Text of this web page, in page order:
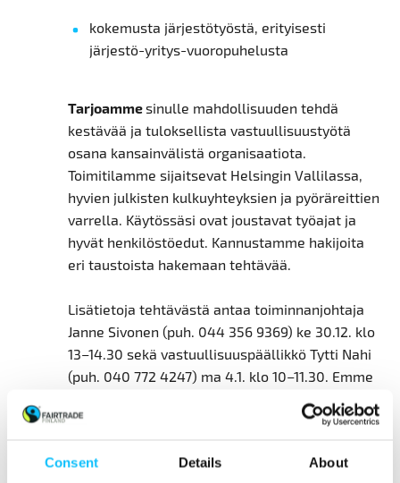
Consent Details About
kokemusta järjestötyöstä, erityisesti
järjestö-yritys-vuoropuhelusta
Tarjoamme sinulle mahdollisuuden tehdä
kestävää ja tuloksellista vastuullisuustyötä
osana kansainvälistä organisaatiota.
Toimitilamme sijaitsevat Helsingin Vallilassa,
hyvien julkisten kulkuyhteyksien ja pyöräreittien
varrella. Käytössäsi ovat joustavat työajat ja
hyvät henkilöstöedut. Kannustamme hakijoita
eri taustoista hakemaan tehtävää.
Lisätietoja tehtävästä antaa toiminnanjohtaja
Janne Sivonen (puh. 044 356 9369) ke 30.12. klo
13–14.30 sekä vastuullisuuspäällikkö Tytti Nahi
(puh. 040 772 4247) ma 4.1. klo 10–11.30. Emme
sähköpostitiedusteluihin. Haastattelut pidetään